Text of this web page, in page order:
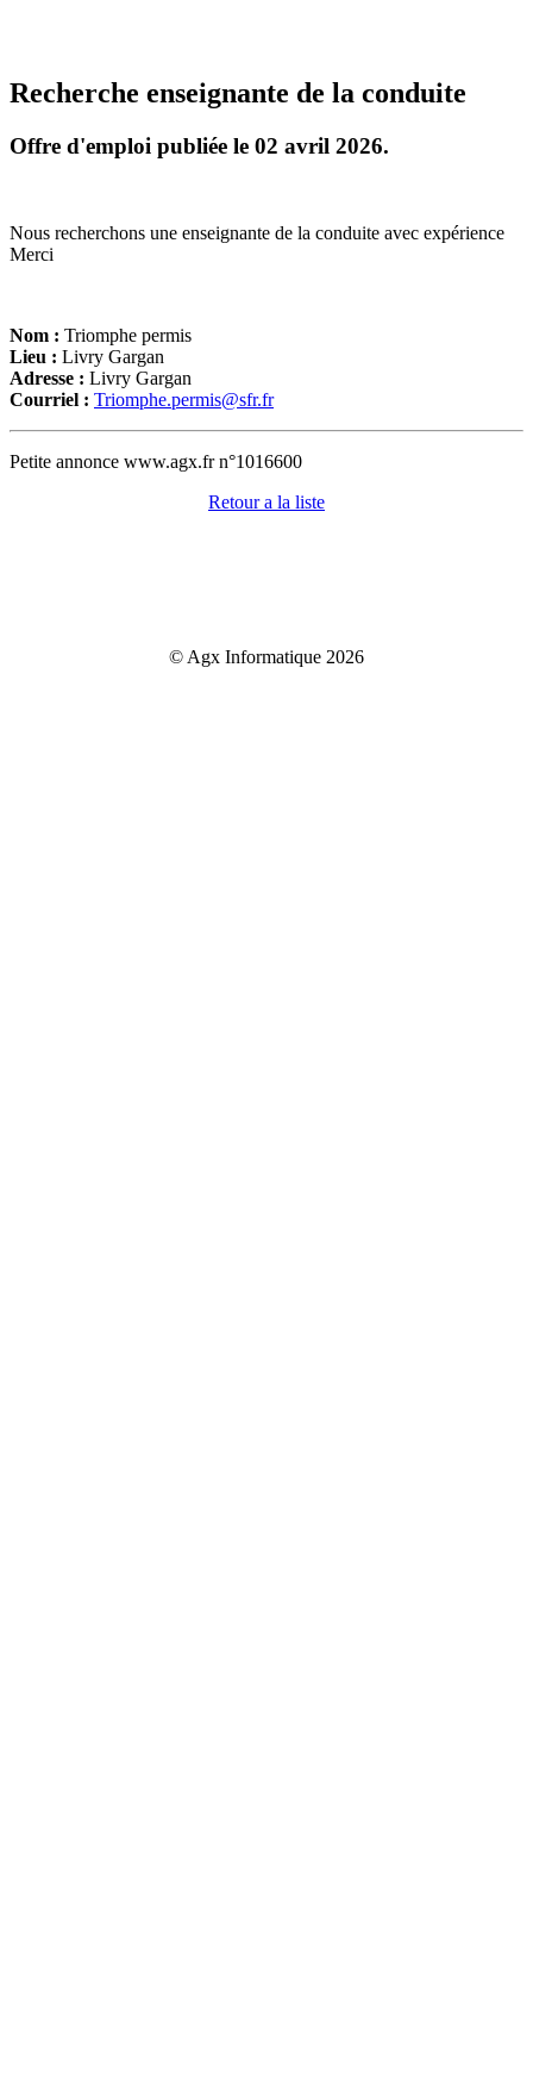
Recherche enseignante de la conduite
Offre d'emploi publiée le 02 avril 2026.
Nous recherchons une enseignante de la conduite avec expérience
Merci
Nom : Triomphe permis
Lieu : Livry Gargan
Adresse : Livry Gargan
Courriel : Triomphe.permis@sfr.fr
Petite annonce www.agx.fr n°1016600
Retour a la liste
© Agx Informatique 2026